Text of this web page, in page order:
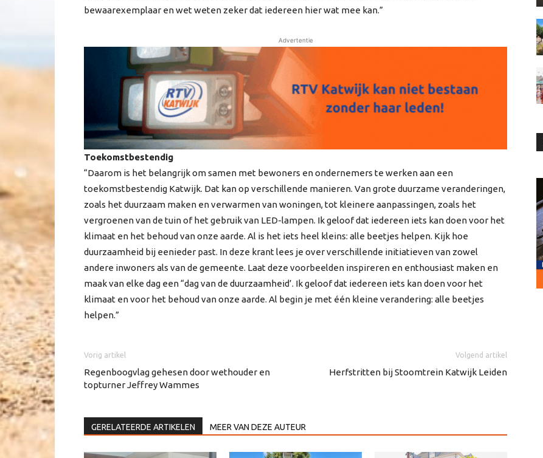
bewaarexemplaar en wet weten zeker dat iedereen hier wat mee kan.”
Advertentie
Toekomstbestendig
“Daarom is het belangrijk om samen met bewoners en ondernemers te werken aan een
toekomstbestendig Katwijk. Dat kan op verschillende manieren. Van grote duurzame veranderingen,
zoals het duurzaam maken en verwarmen van woningen, tot kleinere aanpassingen, zoals het
vergroenen van de tuin of het gebruik van LED-lampen. Ik geloof dat iedereen iets kan doen voor het
klimaat en het behoud van onze aarde. Al is het iets heel kleins: alle beetjes helpen. Kijk hoe
duurzaamheid bij eenieder past. In deze krant lees je over verschillende initiatieven van zowel
andere inwoners als van de gemeente. Laat deze voorbeelden inspireren en enthousiast maken en
maak van elke dag een “dag van de duurzaamheid’. Ik geloof dat iedereen iets kan doen voor het
klimaat en voor het behoud van onze aarde. Al begin je met één kleine verandering: alle beetjes
helpen.”
Vorig artikel
Regenboogvlag gehesen door wethouder en
topturner Jeffrey Wammes
Volgend artikel
Herfstritten bij Stoomtrein Katwijk Leiden
GERELATEERDE ARTIKELEN MEER VAN DEZE AUTEUR